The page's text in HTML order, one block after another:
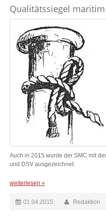
Qualitätssiegel maritim
Auch in 2015 wurde der SMC mit
und DSV ausgezeichnet.
weiterlesen »
01.04.2015 Redaktion